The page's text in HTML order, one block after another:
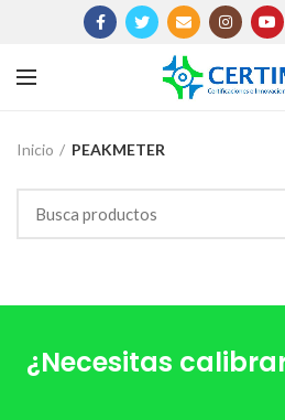
Inicio PEAKMETER
¿Necesitas